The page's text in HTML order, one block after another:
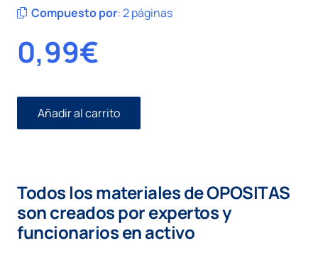
Compuesto por:2 páginas
0,99€
Estructura
de
de
Jurisdicción
Contencioso-
Añadir al carrito
Todos los materiales de OPOSITAS
son creados por expertos y
funcionarios en activo